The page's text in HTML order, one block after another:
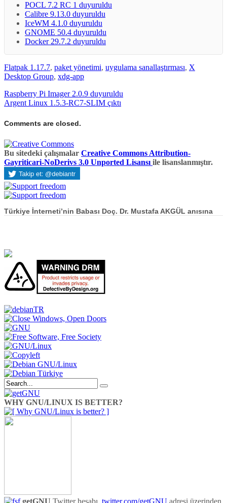
POCL 7.2 RC 1 duyuruldu
Calibre 9.13.0 duyuruldu
IceWM 4.1.0 duyuruldu
GNOME 50.4 duyuruldu
Docker 29.7.2 duyuruldu
Flatpak 1.17.7, paket yönetimi, uygulama sanallaştırması, X
Desktop Group, xdg-app
Raspberry Pi Imager 2.0.9 duyuruldu
Argent Linux 1.5.3-RC7-SLIM çıktı
Comments are closed.
Bu sitedeki çalışmalar Creative Commons Attribution-
Gayriticari-NoDerivs 3.0 Unported Lisansı ile lisanslanmıştır.
Türkiye İnterneti’nin Babası Doç. Dr. Mustafa AKGÜL anısına
WHY GNU/LINUX IS BETTER?
getGNU Twitter hesabı, twitter.com/getGNU adresi üzerinden